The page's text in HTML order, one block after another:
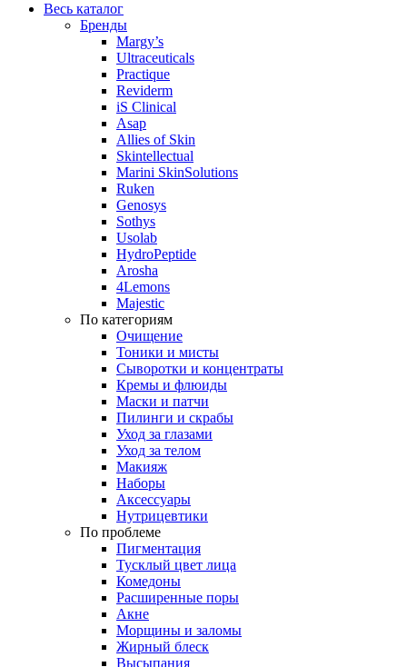
Весь каталог
Бренды
Margy’s
Ultraceuticals
Practique
Reviderm
iS Clinical
Asap
Allies of Skin
Skintellectual
Marini SkinSolutions
Ruken
Genosys
Sothys
Usolab
HydroPeptide
Arosha
4Lemons
Majestic
По категориям
Очищение
Тоники и мисты
Сыворотки и концентраты
Кремы и флюиды
Маски и патчи
Пилинги и скрабы
Уход за глазами
Уход за телом
Макияж
Наборы
Аксессуары
Нутрицевтики
По проблеме
Пигментация
Тусклый цвет лица
Комедоны
Расширенные поры
Акне
Морщины и заломы
Жирный блеск
Высыпания